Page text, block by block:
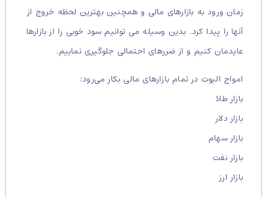
زمان ورود به بازارهای مالی و همچنین بهترین لحظه خروج از
آنها را پیدا کرد. بدین وسیله می توانیم سود خوبی را از بازارها
عایدمان کنیم و از ضررهای احتمالی جلوگیری نماییم.
امواج الیوت در تمام بازارهای مالی بکار می‌رود:
بازار طلا
بازار دلار
بازار سهام
بازار نفت
بازار ارز